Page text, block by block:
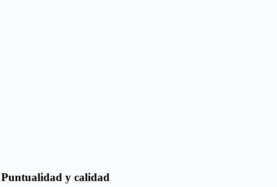
y calidad